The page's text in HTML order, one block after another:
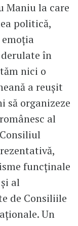
Maniu la care
politică,
în
nici o
a reușit
să organizeze
al
funcținale
al
de Consiliile
Un